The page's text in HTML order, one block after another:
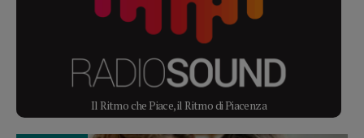
Il Ritmo che Piace, il Ritmo di Piacenza